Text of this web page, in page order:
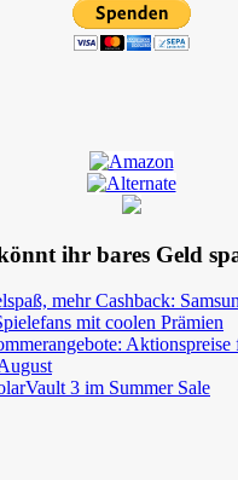
ihr bares Geld
mehr Cashback:
mit coolen Prämien
Aktionspreise
3 im Summer Sale